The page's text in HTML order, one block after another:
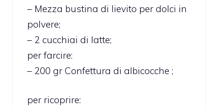
– Mezza bustina di lievito per dolci in
polvere;
– 2 cucchiai di latte;
per farcire:
– 200 gr Confettura di albicocche ;
per ricoprire: